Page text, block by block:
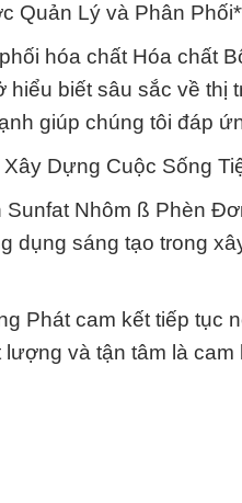
Quản Lý và Phân
hóa chất Hóa chất
biết sâu sắc về
giúp chúng tôi đáp
Dựng Cuộc Sống
Sunfat Nhôm ß Phèn
dụng sáng tạo trong
Phát cam kết tiếp
và tận tâm là